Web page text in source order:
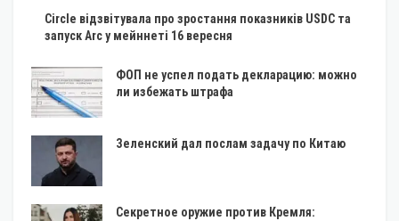
Circle відзвітувала про зростання показників USDC та
запуск Arc у мейннеті 16 вересня
ФОП не успел подать декларацию: можно
ли избежать штрафа
Зеленский дал послам задачу по Китаю
Секретное оружие против Кремля: